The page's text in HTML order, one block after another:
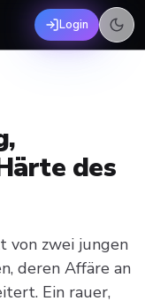
Login
des
von zwei jungen
deren Affäre an
Ein rauer,